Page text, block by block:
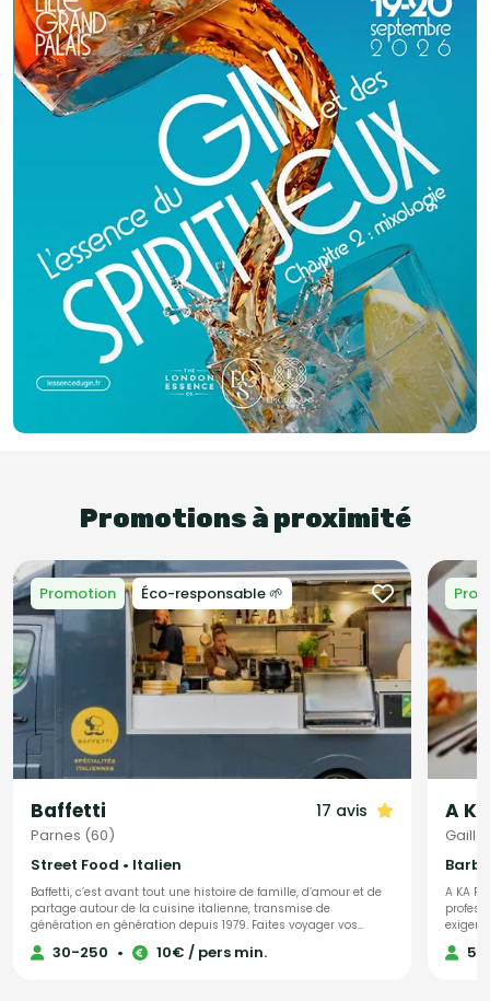
Promotions à proximité
Promotion Éco-responsable 🌱
Baffetti 17 avis
Parnes (60)
Street Food • Italien
Baffetti, c’est avant tout une histoire de famille, d’amour et de
partage autour de la cuisine italienne, transmise de
génération en génération depuis 1979. Faites voyager vos
invités en Italie le temps d’un repas inoubliable avec Baffetti,
traiteur spécialisé dans la cuisine italienne généreuse,
30-250 • 10€ / pers min.
A
A KA
Tout